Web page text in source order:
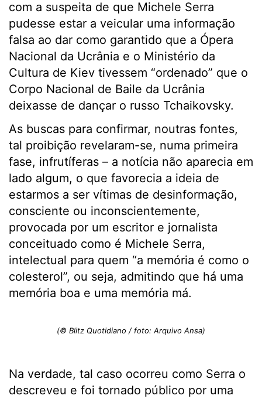
com a suspeita de que Michele Serra
pudesse estar a veicular uma informação
falsa ao dar como garantido que a Ópera
Nacional da Ucrânia e o Ministério da
Cultura de Kiev tivessem “ordenado” que o
Corpo Nacional de Baile da Ucrânia
deixasse de dançar o russo Tchaikovsky.
As buscas para confirmar, noutras fontes,
tal proibição revelaram-se, numa primeira
fase, infrutíferas – a notícia não aparecia em
lado algum, o que favorecia a ideia de
estarmos a ser vítimas de desinformação,
consciente ou inconscientemente,
provocada por um escritor e jornalista
conceituado como é Michele Serra,
intelectual para quem “a memória é como o
colesterol”, ou seja, admitindo que há uma
memória boa e uma memória má.
(© Blitz Quotidiano / foto: Arquivo Ansa)
Na verdade, tal caso ocorreu como Serra o
descreveu e foi tornado público por uma